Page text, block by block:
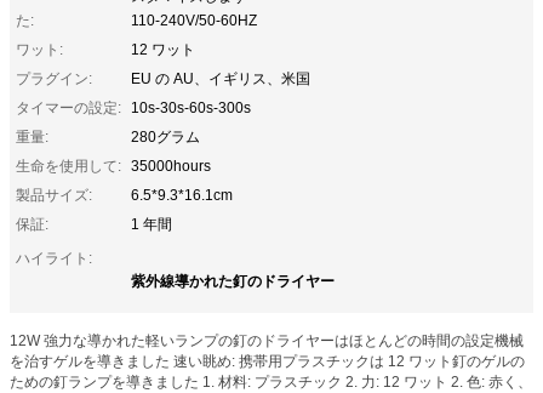
た:
110-240V/50-60HZ
ワット:
12 ワット
プラグイン:
EU の AU、イギリス、米国
タイマーの設定:
10s-30s-60s-300s
重量:
280グラム
生命を使用して: 35000hours
製品サイズ:
6.5*9.3*16.1cm
保証:
1 年間
ハイライト:
紫外線導かれた釘のドライヤー
12W 強力な導かれた軽いランプの釘のドライヤーはほとんどの時間の設定機械
を治すゲルを導きました 速い眺め: 携帯用プラスチックは 12 ワット釘のゲルの
ための釘ランプを導きました 1. 材料: プラスチック 2. 力: 12 ワット 2. 色: 赤く、